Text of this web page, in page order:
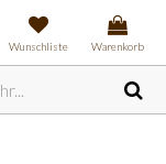
Wunschliste Warenkorb